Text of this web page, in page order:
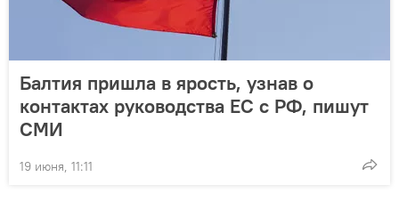
Балтия пришла в ярость, узнав о
контактах руководства ЕС с РФ, пишут
СМИ
19 июня, 11:11